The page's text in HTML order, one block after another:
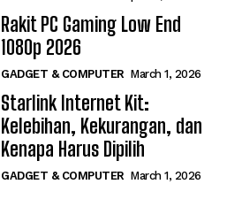
Rakit PC Gaming Low End
1080p 2026
GADGET & COMPUTER March 1, 2026
Starlink Internet Kit:
Kelebihan, Kekurangan, dan
Kenapa Harus Dipilih
GADGET & COMPUTER March 1, 2026